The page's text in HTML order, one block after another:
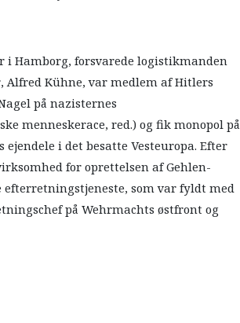
i Hamborg, forsvarede logistikmanden
Alfred Kühne, var medlem af Hitlers
på nazisternes
menneskerace, red.) og fik monopol på
i det besatte Vesteuropa. Efter
for oprettelsen af Gehlen-
som var fyldt med
på Wehrmachts østfront og